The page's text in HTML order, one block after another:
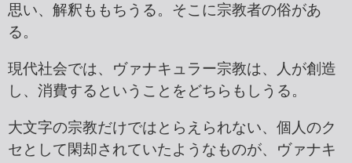
思い、解釈ももちうる。そこに宗教者の俗があ
る。
現代社会では、ヴァナキュラー宗教は、人が創造
し、消費するということをどちらもしうる。
大文字の宗教だけではとらえられない、個人のク
セとして閑却されていたようなものが、ヴァナキ